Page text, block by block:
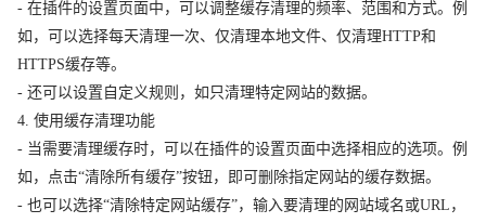
- 在插件的设置页面中，可以调整缓存清理的频率、范围和方式。例
如，可以选择每天清理一次、仅清理本地文件、仅清理HTTP和
HTTPS缓存等。
- 还可以设置自定义规则，如只清理特定网站的数据。
4. 使用缓存清理功能
- 当需要清理缓存时，可以在插件的设置页面中选择相应的选项。例
如，点击“清除所有缓存”按钮，即可删除指定网站的缓存数据。
- 也可以选择“清除特定网站缓存”，输入要清理的网站域名或URL，